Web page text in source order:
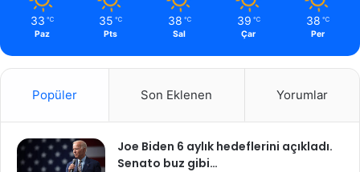
33 ℃
Paz
35 ℃
Pts
38 ℃
Sal
39 ℃
Çar
38 ℃
Per
Popüler Son Eklenen Yorumlar
Joe Biden 6 aylık hedeflerini açıkladı.
Senato buz gibi…